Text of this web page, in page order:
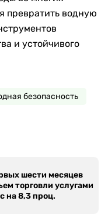
превратить водную
и устойчивого
безопасность
шести месяцев
торговли услугами
на 8,3 проц.